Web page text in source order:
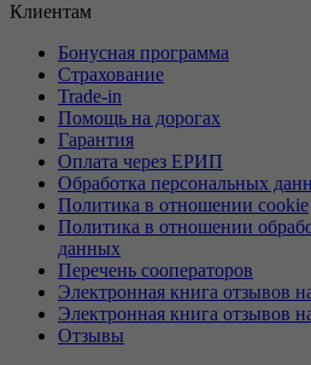
Клиентам
Бонусная программа
Страхование
Trade-in
Помощь на дорогах
Гарантия
Оплата через ЕРИП
Обработка персональных
Политика в отношении cookie
Политика в отношении
данных
Перечень сооператоров
Электронная книга отзывов
Электронная книга отзывов
Отзывы